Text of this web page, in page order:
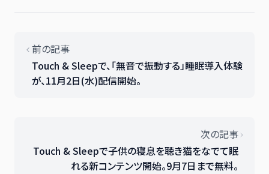
前の記事
Touch & Sleepで、「無音で振動する」睡眠導入体験
が、11月2日(水)配信開始。
次の記事
Touch & Sleepで子供の寝息を聴き猫をなでて眠
れる新コンテンツ開始。9月7日まで無料。